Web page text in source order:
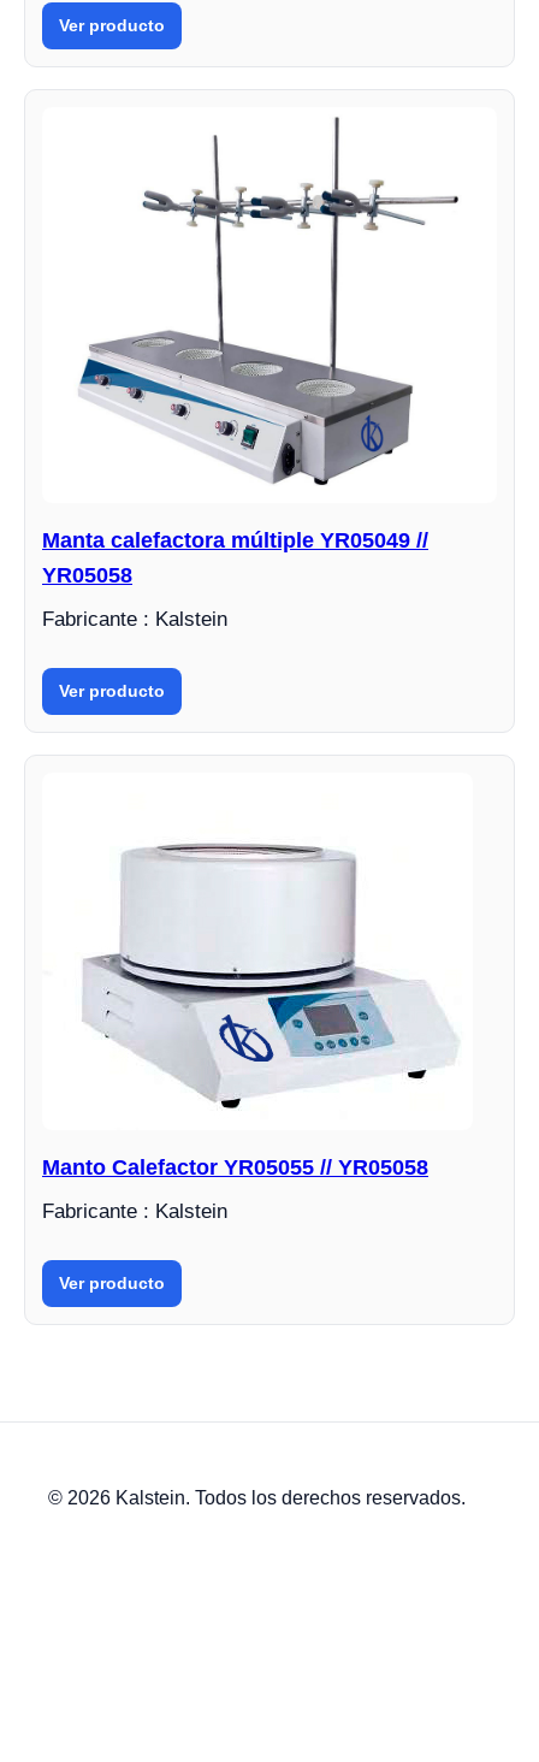
Ver producto
Manta calefactora múltiple YR05049 //
YR05058
Fabricante : Kalstein
Ver producto
Manto Calefactor YR05055 // YR05058
Fabricante : Kalstein
Ver producto
© 2026 Kalstein. Todos los derechos reservados.